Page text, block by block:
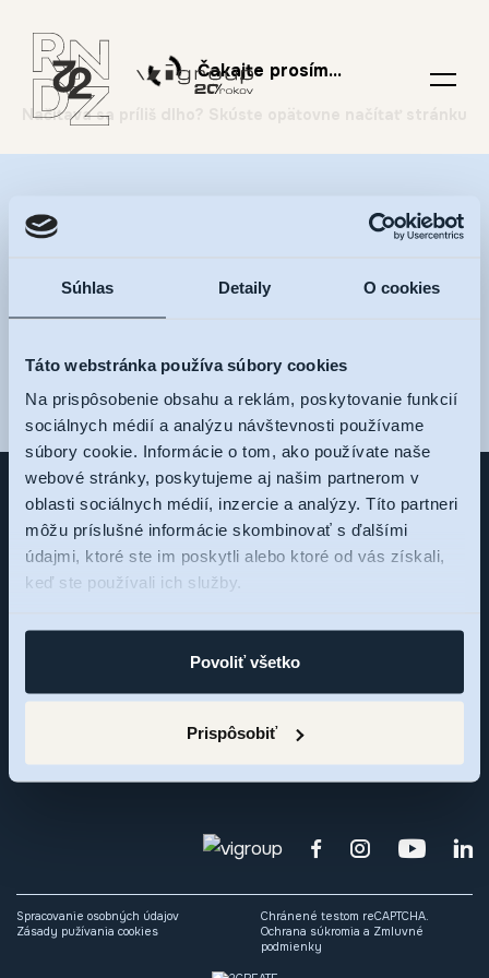
Súhlas Detaily O cookies
Táto webstránka používa súbory cookies
Na prispôsobenie obsahu a reklám, poskytovanie funkcií
sociálnych médií a analýzu návštevnosti používame
súbory cookie. Informácie o tom, ako používate naše
webové stránky, poskytujeme aj našim partnerom v
oblasti sociálnych médií, inzercie a analýzy. Títo partneri
môžu príslušné informácie skombinovať s ďalšími
údajmi, ktoré ste im poskytli alebo ktoré od vás získali,
keď ste používali ich služby.
Povoliť všetko
Prispôsobiť
Čakajte prosím...
Nalaďte sa na RNDZ 2
a dostávajte novinky na
Sme tu pre vás,
pýtajte sa
radi odpovieme na vaše otázky alebo si dohodneme osobné
Spracovanie osobných údajov
Zásady pužívania cookies
Chránené testom reCAPTCHA.
Ochrana súkromia a Zmluvné
podmienky